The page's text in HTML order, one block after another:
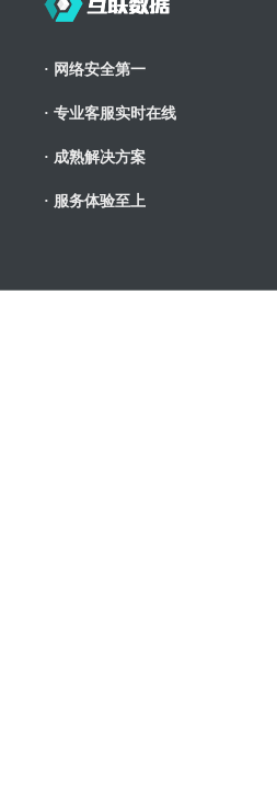
· 网络安全第一
· 专业客服实时在线
· 成熟解决方案
· 服务体验至上